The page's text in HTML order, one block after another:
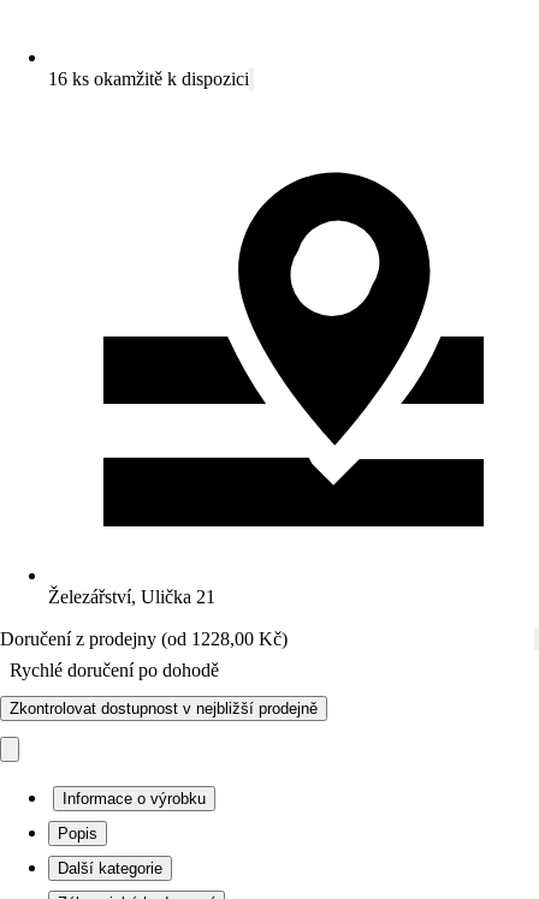
16 ks okamžitě k dispozici
Železářství, Ulička 21
Doručení z prodejny (od 1228,00 Kč)
Rychlé doručení po dohodě
Zkontrolovat dostupnost v nejbližší prodejně
Informace o výrobku
Popis
Další kategorie